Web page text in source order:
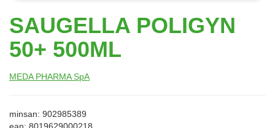
SAUGELLA POLIGYN
50+ 500ML
MEDA PHARMA SpA
minsan: 902985389